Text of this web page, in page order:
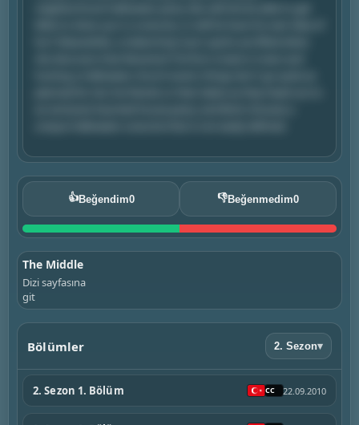
👍Beğendim0 👎Beğenmedim0
The Middle
Dizi sayfasına
git
Bölümler 2. Sezon▾
2. Sezon 1. Bölüm 22.09.2010